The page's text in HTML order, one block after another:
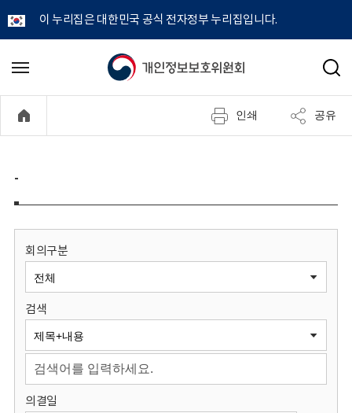
이 누리집은 대한민국 공식 전자정부 누리집입니다.
개
정
보
원
회
메
기
검
인쇄 공유
-
회의구분
검색
의결일